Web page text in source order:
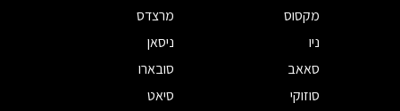
מקסוס
מרצדס
ניו
ניסאן
סאאב
סובארו
סוזוקי
סיאט